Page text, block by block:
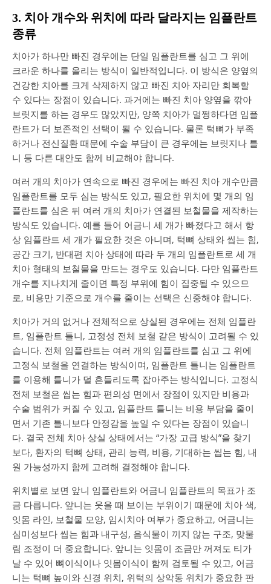
3. 치아 개수와 위치에 따라 달라지는 임플란트
종류
치아가 하나만 빠진 경우에는 단일 임플란트를 심고 그 위에
크라운 하나를 올리는 방식이 일반적입니다. 이 방식은 양옆의
건강한 치아를 크게 삭제하지 않고 빠진 치아 자리만 회복할
수 있다는 장점이 있습니다. 과거에는 빠진 치아 양옆을 깎아
브릿지를 하는 경우도 많았지만, 양쪽 치아가 멀쩡하다면 임플
란트가 더 보존적인 선택이 될 수 있습니다. 물론 턱뼈가 부족
하거나 전신질환 때문에 수술 부담이 큰 경우에는 브릿지나 틀
니 등 다른 대안도 함께 비교해야 합니다.
여러 개의 치아가 연속으로 빠진 경우에는 빠진 치아 개수만큼
임플란트를 모두 심는 방식도 있고, 필요한 위치에 몇 개의 임
플란트를 심은 뒤 여러 개의 치아가 연결된 보철물을 제작하는
방식도 있습니다. 예를 들어 어금니 세 개가 빠졌다고 해서 항
상 임플란트 세 개가 필요한 것은 아니며, 턱뼈 상태와 씹는 힘,
공간 크기, 반대편 치아 상태에 따라 두 개의 임플란트로 세 개
치아 형태의 보철물을 만드는 경우도 있습니다. 다만 임플란트
개수를 지나치게 줄이면 특정 부위에 힘이 집중될 수 있으므
로, 비용만 기준으로 개수를 줄이는 선택은 신중해야 합니다.
치아가 거의 없거나 전체적으로 상실된 경우에는 전체 임플란
트, 임플란트 틀니, 고정성 전체 보철 같은 방식이 고려될 수 있
습니다. 전체 임플란트는 여러 개의 임플란트를 심고 그 위에
고정식 보철을 연결하는 방식이며, 임플란트 틀니는 임플란트
를 이용해 틀니가 덜 흔들리도록 잡아주는 방식입니다. 고정식
전체 보철은 씹는 힘과 편의성 면에서 장점이 있지만 비용과
수술 범위가 커질 수 있고, 임플란트 틀니는 비용 부담을 줄이
면서 기존 틀니보다 안정감을 높일 수 있다는 장점이 있습니
다. 결국 전체 치아 상실 상태에서는 “가장 고급 방식”을 찾기
보다, 환자의 턱뼈 상태, 관리 능력, 비용, 기대하는 씹는 힘, 내
원 가능성까지 함께 고려해 결정해야 합니다.
위치별로 보면 앞니 임플란트와 어금니 임플란트의 목표가 조
금 다릅니다. 앞니는 웃을 때 보이는 부위이기 때문에 치아 색,
잇몸 라인, 보철물 모양, 임시치아 여부가 중요하고, 어금니는
심미성보다 씹는 힘과 내구성, 음식물이 끼지 않는 구조, 맞물
림 조정이 더 중요합니다. 앞니는 잇몸이 조금만 꺼져도 티가
날 수 있어 뼈이식이나 잇몸이식이 함께 검토될 수 있고, 어금
니는 턱뼈 높이와 신경 위치, 위턱의 상악동 위치가 중요한 판